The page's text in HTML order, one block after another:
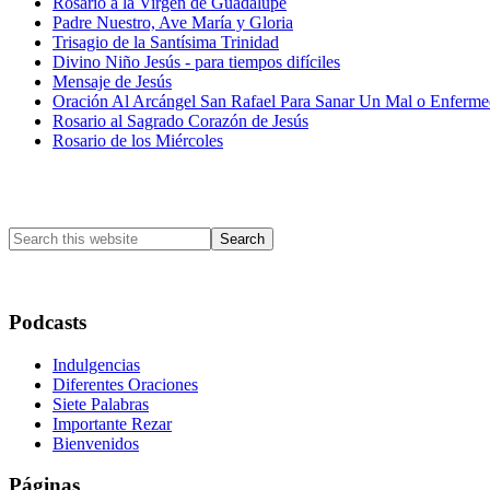
Padre Nuestro, Ave María y Gloria
Trisagio de la Santísima Trinidad
Divino Niño Jesús - para tiempos difíciles
Mensaje de Jesús
Oración Al Arcángel San Rafael Para Sanar Un Mal o
Rosario al Sagrado Corazón de Jesús
Rosario de los Miércoles
Search
this
Podcasts
Indulgencias
Diferentes Oraciones
Siete Palabras
Importante Rezar
Bienvenidos